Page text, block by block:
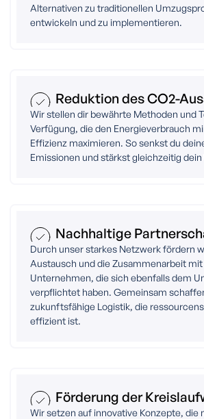
Alternativen zu traditionellen
entwickeln und zu implementieren.
Reduktion des CO2-
Wir stellen dir bewährte Methoden und
Verfügung, die den Energieverbrauch
Effizienz maximieren. So senkst du
Emissionen und stärkst gleichzeitig
Nachhaltige
Durch unser starkes Netzwerk fördern
Austausch und die Zusammenarbeit
Unternehmen, die sich ebenfalls dem
verpflichtet haben. Gemeinsam
zukunftsfähige Logistik, die
effizient ist.
Förderung der
Wir setzen auf innovative Konzepte, die